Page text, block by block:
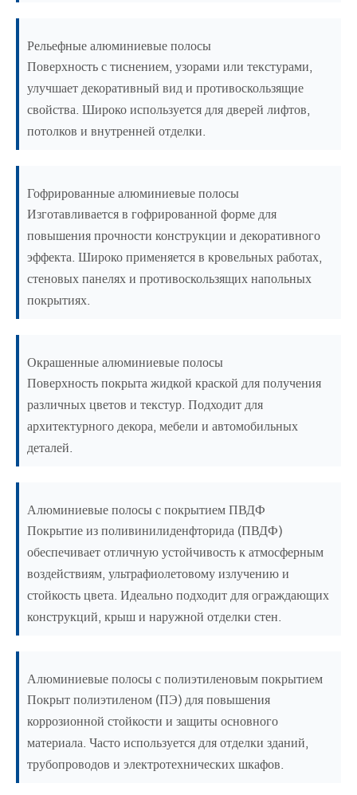
Рельефные алюминиевые полосы
Поверхность с тиснением, узорами или текстурами,
улучшает декоративный вид и противоскользящие
свойства. Широко используется для дверей лифтов,
потолков и внутренней отделки.
Гофрированные алюминиевые полосы
Изготавливается в гофрированной форме для
повышения прочности конструкции и декоративного
эффекта. Широко применяется в кровельных работах,
стеновых панелях и противоскользящих напольных
покрытиях.
Окрашенные алюминиевые полосы
Поверхность покрыта жидкой краской для получения
различных цветов и текстур. Подходит для
архитектурного декора, мебели и автомобильных
деталей.
Алюминиевые полосы с покрытием ПВДФ
Покрытие из поливинилиденфторида (ПВДФ)
обеспечивает отличную устойчивость к атмосферным
воздействиям, ультрафиолетовому излучению и
стойкость цвета. Идеально подходит для ограждающих
конструкций, крыш и наружной отделки стен.
Алюминиевые полосы с полиэтиленовым покрытием
Покрыт полиэтиленом (ПЭ) для повышения
коррозионной стойкости и защиты основного
материала. Часто используется для отделки зданий,
трубопроводов и электротехнических шкафов.